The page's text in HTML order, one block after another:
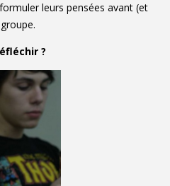
leurs pensées avant (et
?